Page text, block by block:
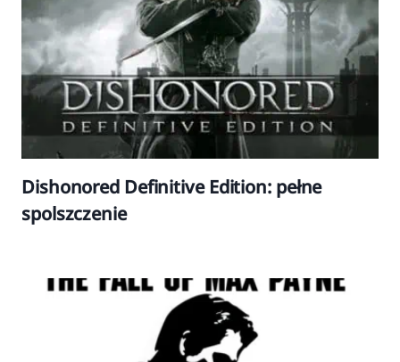
Dishonored Definitive Edition: pełne
spolszczenie